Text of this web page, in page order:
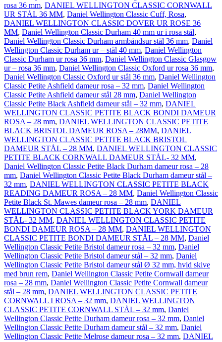
rosa 36 mm, DANIEL WELLINGTON CLASSIC CORNWALL
UR STÅL 36 MM, Daniel Wellington Classic Cuff, Rosa,
DANIEL WELLINGTON CLASSIC DOVER UR ROSE 36
MM, Daniel Wellington Classic Durham 40 mm ur i rosa stål,
Daniel Wellington Classic Durham armbåndsur stål 36 mm, Daniel
Wellington Classic Durham ur – stål 40 mm, Daniel Wellington
Classic Durham ur rosa 36 mm, Daniel Wellington Classic Glasgow
ur – rosa 36 mm, Daniel Wellington Classic Oxford ur rosa 36 mm,
Daniel Wellington Classic Oxford ur stål 36 mm, Daniel Wellington
Classic Petite Ashfield dameur rosa – 32 mm, Daniel Wellington
Classic Petite Ashfield dameur stål 28 mm, Daniel Wellington
Classic Petite Black Ashfield dameur stål – 32 mm, DANIEL
WELLINGTON CLASSIC PETITE BLACK BONDI DAMEUR
ROSA – 28 mm, DANIEL WELLINGTON CLASSIC PETITE
BLACK BRISTOL DAMEUR ROSA – 28MM, DANIEL
WELLINGTON CLASSIC PETITE BLACK BRISTOL
DAMEUR STÅL – 28 MM, DANIEL WELLINGTON CLASSIC
PETITE BLACK CORNWALL DAMEUR STÅL- 32 MM,
Daniel Wellington Classic Petite Black Durham dameur rosa – 28
mm, Daniel Wellington Classic Petite Black Durham dameur stål –
32 mm, DANIEL WELLINGTON CLASSIC PETITE BLACK
READING DAMEUR ROSA – 28 MM, Daniel Wellington Classic
Petite Black St. Mawes dameur rosa – 28 mm, DANIEL
WELLINGTON CLASSIC PETITE BLACK YORK DAMEUR
STÅL- 32 MM, DANIEL WELLINGTON CLASSIC PETITE
BONDI DAMEUR ROSA – 28 MM, DANIEL WELLINGTON
CLASSIC PETITE BONDI DAMEUR STÅL – 28 MM, Daniel
Wellington Classic Petite Bristol dameur rosa – 32 mm, Daniel
Wellington Classic Petite Bristol dameur stål – 32 mm, Daniel
Wellington Classic Petite Bristol dameur stål Ø 32 mm, hvid skive
med brun rem, Daniel Wellington Classic Petite Cornwall dameur
rosa – 28 mm, Daniel Wellington Classic Petite Cornwall dameur
stål – 28 mm, DANIEL WELLINGTON CLASSIC PETITE
CORNWALL I ROSA – 32 mm, DANIEL WELLINGTON
CLASSIC PETITE CORNWALL STÅL – 32 mm, Daniel
Wellington Classic Petite Durham dameur rosa – 32 mm, Daniel
Wellington Classic Petite Durham dameur stål – 32 mm, Daniel
Wellington Classic Petite Melrose dameur rosa – 32 mm, DANIEL